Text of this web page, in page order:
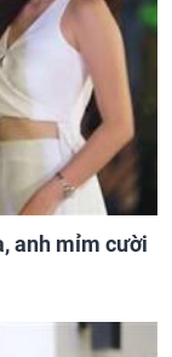
anh mỉm cười